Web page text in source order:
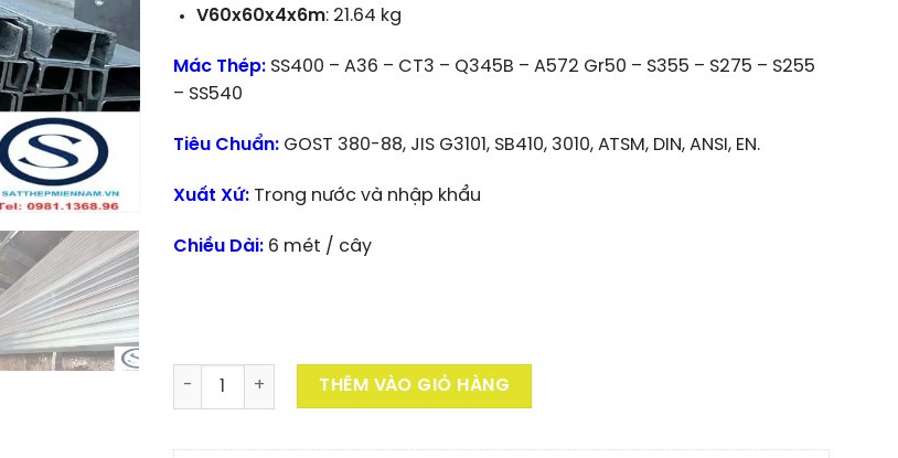
V60x60x4x6m: 21.64 kg
Mác Thép: SS400 – A36 – CT3 – Q345B – A572 Gr50 – S355 – S275 – S255
– SS540
Tiêu Chuẩn: GOST 380-88, JIS G3101, SB410, 3010, ATSM, DIN, ANSI, EN.
Xuất Xứ: Trong nước và nhập khẩu
Chiều Dài: 6 mét / cây
Thép V60x60 Mạ Kẽm số lượng
THÊM VÀO GIỎ HÀNG